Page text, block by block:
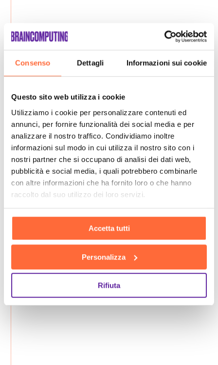
Consenso Dettagli Informazioni sui cookie
Questo sito web utilizza i cookie
Utilizziamo i cookie per personalizzare contenuti ed
annunci, per fornire funzionalità dei social media e per
analizzare il nostro traffico. Condividiamo inoltre
informazioni sul modo in cui utilizza il nostro sito con i
nostri partner che si occupano di analisi dei dati web,
pubblicità e social media, i quali potrebbero combinarle
con altre informazioni che ha fornito loro o che hanno
raccolto dal suo utilizzo dei loro servizi.
Accetta tutti
Personalizza
Rifiuta